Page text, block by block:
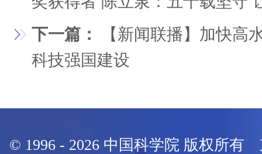
下一篇：
【新闻联播】加快高
科技强国建设
© 1996 - 2026 中国科学院 版权所有